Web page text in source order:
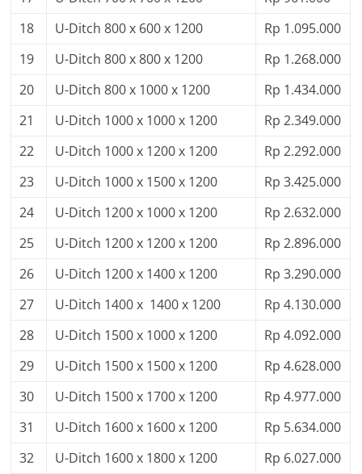
18
U-Ditch 800 x 600 x 1200
Rp 1.095.000
19
U-Ditch 800 x 800 x 1200
Rp 1.268.000
20
U-Ditch 800 x 1000 x 1200
Rp 1.434.000
21
U-Ditch 1000 x 1000 x 1200
Rp 2.349.000
22
U-Ditch 1000 x 1200 x 1200
Rp 2.292.000
23
U-Ditch 1000 x 1500 x 1200
Rp 3.425.000
24
U-Ditch 1200 x 1000 x 1200
Rp 2.632.000
25
U-Ditch 1200 x 1200 x 1200
Rp 2.896.000
26
U-Ditch 1200 x 1400 x 1200
Rp 3.290.000
27
U-Ditch 1400 x 1400 x 1200
Rp 4.130.000
28
U-Ditch 1500 x 1000 x 1200
Rp 4.092.000
29
U-Ditch 1500 x 1500 x 1200
Rp 4.628.000
30
U-Ditch 1500 x 1700 x 1200
Rp 4.977.000
31
U-Ditch 1600 x 1600 x 1200
Rp 5.634.000
32
U-Ditch 1600 x 1800 x 1200
Rp 6.027.000